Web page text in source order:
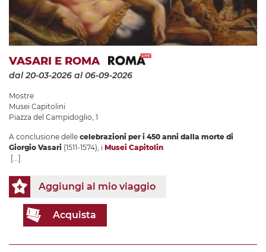
VASARI E ROMA
dal 20-03-2026 al 06-09-2026
Mostre
Musei Capitolini
Piazza del Campidoglio, 1
A conclusione delle celebrazioni per i 450 anni dalla morte di
Giorgio Vasari (1511-1574), i Musei Capitolin
[...]
Aggiungi al mio viaggio
Acquista